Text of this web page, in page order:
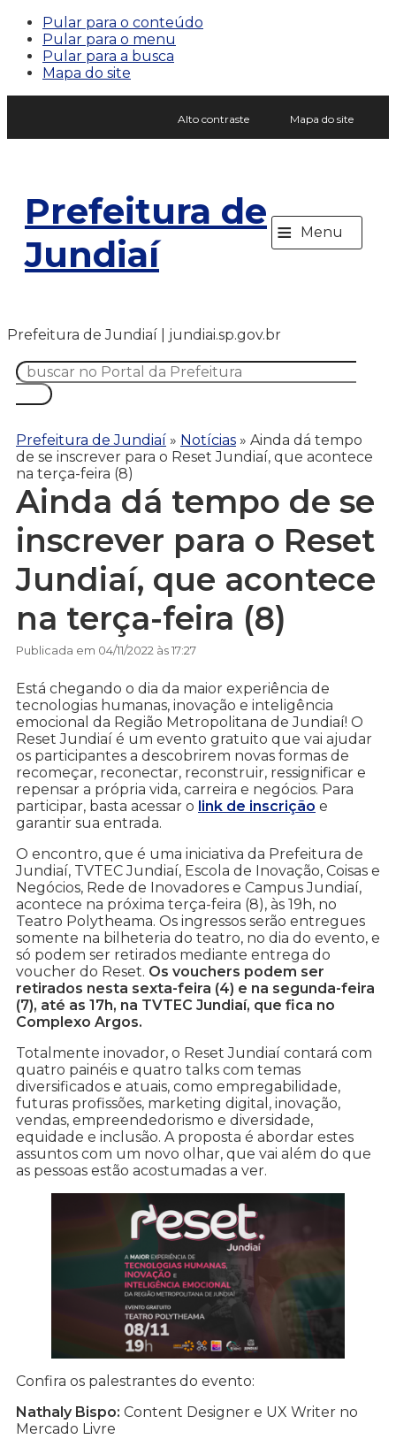
Pular para o conteúdo
Pular para o menu
Pular para a busca
Mapa do site
Alto contraste Mapa do site
Prefeitura de
Jundiaí
≡ Menu
Prefeitura de Jundiaí | jundiai.sp.gov.br
Prefeitura de Jundiaí » Notícias » Ainda dá tempo
de se inscrever para o Reset Jundiaí, que acontece
na terça-feira (8)
Ainda dá tempo de se
inscrever para o Reset
Jundiaí, que acontece
na terça-feira (8)
Publicada em 04/11/2022 às 17:27
Está chegando o dia da maior experiência de
tecnologias humanas, inovação e inteligência
emocional da Região Metropolitana de Jundiaí! O
Reset Jundiaí é um evento gratuito que vai ajudar
os participantes a descobrirem novas formas de
recomeçar, reconectar, reconstruir, ressignificar e
repensar a própria vida, carreira e negócios. Para
participar, basta acessar o link de inscrição e
garantir sua entrada.
O encontro, que é uma iniciativa da Prefeitura de
Jundiaí, TVTEC Jundiaí, Escola de Inovação, Coisas e
Negócios, Rede de Inovadores e Campus Jundiaí,
acontece na próxima terça-feira (8), às 19h, no
Teatro Polytheama. Os ingressos serão entregues
somente na bilheteria do teatro, no dia do evento, e
só podem ser retirados mediante entrega do
voucher do Reset. Os vouchers podem ser
retirados nesta sexta-feira (4) e na segunda-feira
(7), até as 17h, na TVTEC Jundiaí, que fica no
Complexo Argos.
Totalmente inovador, o Reset Jundiaí contará com
quatro painéis e quatro talks com temas
diversificados e atuais, como empregabilidade,
futuras profissões, marketing digital, inovação,
vendas, empreendedorismo e diversidade,
equidade e inclusão. A proposta é abordar estes
assuntos com um novo olhar, que vai além do que
as pessoas estão acostumadas a ver.
Confira os palestrantes do evento:
Nathaly Bispo: Content Designer e UX Writer no
Mercado Livre